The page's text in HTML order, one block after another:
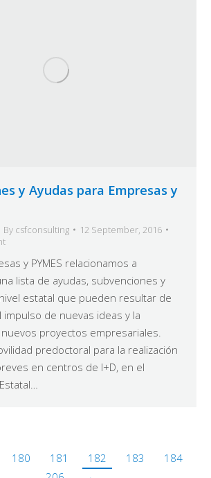
y Ayudas para Empresas y
By csfconsulting
12 September, 2016
y PYMES relacionamos a
lista de ayudas, subvenciones y
estatal que pueden resultar de
de nuevas ideas y la
proyectos empresariales.
predoctoral para la realización
en centros de I+D, en el
180 181 182 183
184